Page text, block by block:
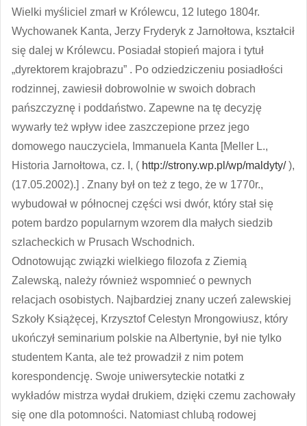
Wielki myśliciel zmarł w Królewcu, 12 lutego 1804r.
Wychowanek Kanta, Jerzy Fryderyk z Jarnołtowa, kształcił
się dalej w Królewcu. Posiadał stopień majora i tytuł
„dyrektorem krajobrazu” . Po odziedziczeniu posiadłości
rodzinnej, zawiesił dobrowolnie w swoich dobrach
pańszczyznę i poddaństwo. Zapewne na tę decyzję
wywarły też wpływ idee zaszczepione przez jego
domowego nauczyciela, Immanuela Kanta [Meller L.,
Historia Jarnołtowa, cz. I, ( http://strony.wp.pl/wp/maldyty/),
(17.05.2002).] . Znany był on też z tego, że w 1770r.,
wybudował w północnej części wsi dwór, który stał się
potem bardzo popularnym wzorem dla małych siedzib
szlacheckich w Prusach Wschodnich.
Odnotowując związki wielkiego filozofa z Ziemią
Zalewską, należy również wspomnieć o pewnych
relacjach osobistych. Najbardziej znany uczeń zalewskiej
Szkoły Książęcej, Krzysztof Celestyn Mrongowiusz, który
ukończył seminarium polskie na Albertynie, był nie tylko
studentem Kanta, ale też prowadził z nim potem
korespondencję. Swoje uniwersyteckie notatki z
wykładów mistrza wydał drukiem, dzięki czemu zachowały
się one dla potomności. Natomiast chlubą rodowej